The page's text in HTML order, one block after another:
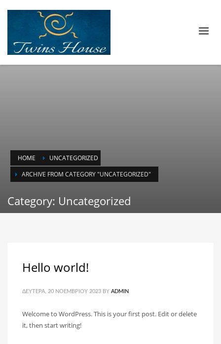
HOME
UNCATEGORIZED
ARCHIVE FROM CATEGORY "UNCATEGORIZED"
Category: Uncategorized
Hello world!
ΔΕΥΤΈΡΑ, 20 ΝΟΕΜΒΡΊΟΥ 2023 BY ADMIN
Welcome to WordPress. This is your first post. Edit or delete
it, then start writing!